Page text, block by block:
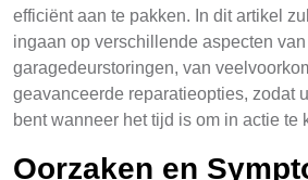
efficiënt aan te pakken. In dit artikel
ingaan op verschillende aspecten van
garagedeurstoringen, van
geavanceerde reparatieopties, zodat
bent wanneer het tijd is om in actie te
Oorzaken en